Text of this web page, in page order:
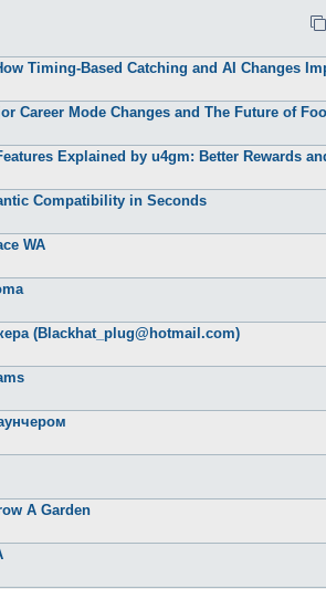
Timing-Based Catching and AI Changes
Career Mode Changes and The Future of
Explained by u4gm: Better Rewards
Compatibility in Seconds
WA
(Blackhat_plug@hotmail.com)
A Garden